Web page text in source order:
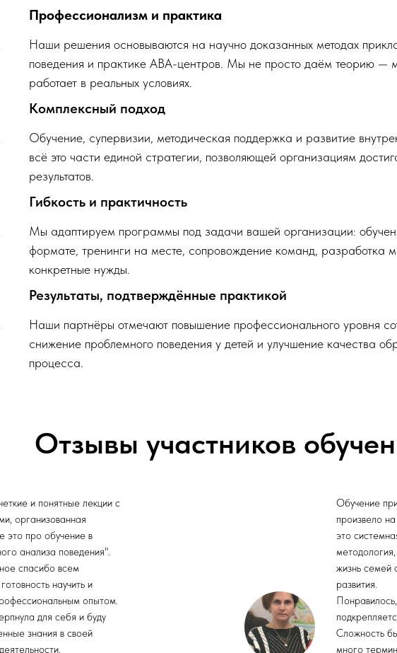
Профессионализм и практика
Наши решения основываются на научно доказанных методах
поведения и практике ABA-центров. Мы не просто даём теорию —
работает в реальных условиях.
Комплексный подход
Обучение, супервизии, методическая поддержка и развитие
всё это части единой стратегии, позволяющей организациям
результатов.
Гибкость и практичность
Мы адаптируем программы под задачи вашей организации:
формате, тренинги на месте, сопровождение команд, разработка
конкретные нужды.
Результаты, подтверждённые практикой
Наши партнёры отмечают повышение профессионального уровня
снижение проблемного поведения у детей и улучшение качества
процесса.
Отзывы участников
и понятные лекции с
организованная
это про обучение в
анализа поведения".
спасибо всем
научить и
опытом.
для себя и буду
знания в своей
Обучение
произвело
это
жизнь семей
развития.
Сложность
много